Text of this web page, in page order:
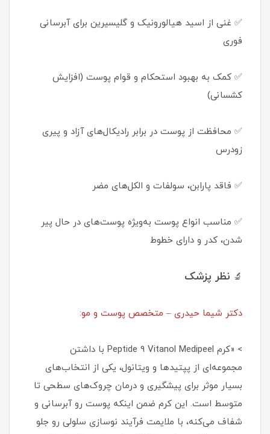
✅ غنی از اسید هیالورونیک و گلیسیرین برای آبرسانی
فوری
✅ کمک به بهبود استحکام و قوام پوست (افزایش
کشسانی)
✅ محافظت از پوست در برابر رادیکال‌های آزاد و پیری
زودرس
✅ فاقد پارابن، سولفات و الکل‌های مضر
✅ مناسب انواع پوست به‌ویژه پوست‌های در حال پیر
شدن، کدر و دارای خطوط
🔬 نظر پزشک
دکتر شیما حیدری – متخصص پوست و مو:
> «کرم Peptide 9 Vitanol Medipeel با داشتن
مجموعه‌ای از پپتیدها و ویتانول، یکی از انتخاب‌های
بسیار موثر برای پیشگیری و درمان چروک‌های سطحی تا
متوسط است. این کرم ضمن اینکه پوست رو آبرسانی و
شفاف می‌کنه، با ملایمت فرآیند نوسازی سلولی رو جلو